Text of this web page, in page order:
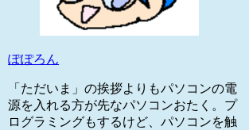
ぽぽろん
「ただいま」の挨拶よりもパソコンの電
源を入れる方が先なパソコンおたく。プ
ログラミングもするけど、パソコンを触